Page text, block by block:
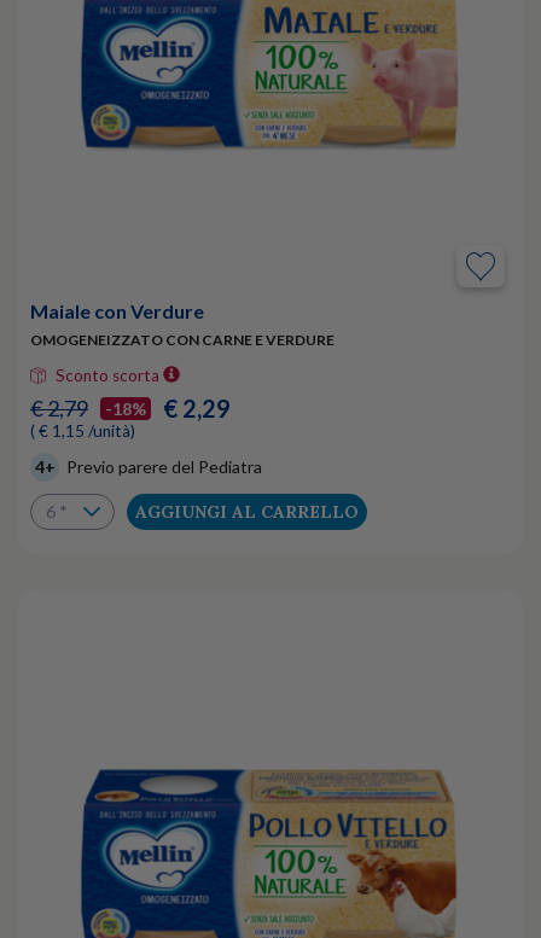
Maiale con Verdure
OMOGENEIZZATO CON CARNE E VERDURE
Sconto scorta
€ 2,79 -18% € 2,29
( € 1,15 /unità)
4+ Previo parere del Pediatra
AGGIUNGI AL CARRELLO